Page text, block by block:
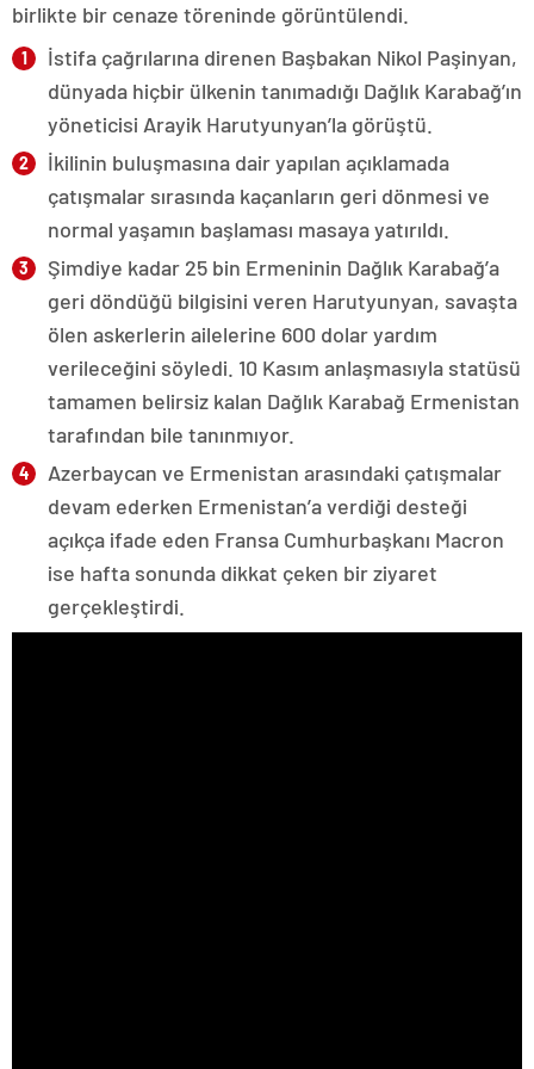
birlikte bir cenaze töreninde görüntülendi.
İstifa çağrılarına direnen Başbakan Nikol Paşinyan,
dünyada hiçbir ülkenin tanımadığı Dağlık Karabağ’ın
yöneticisi Arayik Harutyunyan’la görüştü.
İkilinin buluşmasına dair yapılan açıklamada
çatışmalar sırasında kaçanların geri dönmesi ve
normal yaşamın başlaması masaya yatırıldı.
Şimdiye kadar 25 bin Ermeninin Dağlık Karabağ’a
geri döndüğü bilgisini veren Harutyunyan, savaşta
ölen askerlerin ailelerine 600 dolar yardım
verileceğini söyledi. 10 Kasım anlaşmasıyla statüsü
tamamen belirsiz kalan Dağlık Karabağ Ermenistan
tarafından bile tanınmıyor.
Azerbaycan ve Ermenistan arasındaki çatışmalar
devam ederken Ermenistan’a verdiği desteği
açıkça ifade eden Fransa Cumhurbaşkanı Macron
ise hafta sonunda dikkat çeken bir ziyaret
gerçekleştirdi.